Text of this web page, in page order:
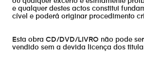
e qualquer destes actos constitui
cível e poderá originar procedimento
Esta obra CD/DVD/LIVRO não pode
vendido sem a devida licença dos